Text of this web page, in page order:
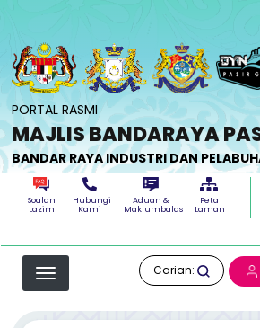
PORTAL RASMI
MAJLIS BANDARAYA
BANDAR RAYA INDUSTRI DAN
Soalan
Lazim
Hubungi
Kami
Aduan &
Maklumbalas
Peta
Laman
Carian: